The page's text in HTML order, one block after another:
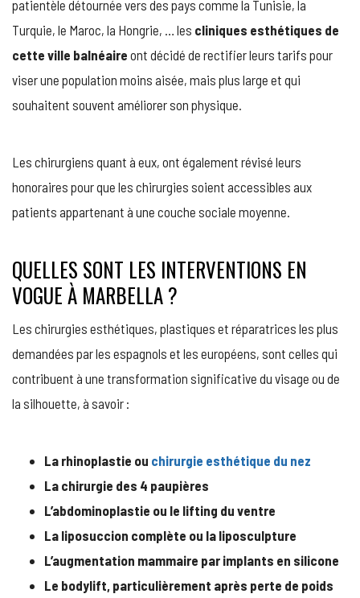
patientèle détournée vers des pays comme la Tunisie, la
Turquie, le Maroc, la Hongrie, … les cliniques esthétiques de
cette ville balnéaire ont décidé de rectifier leurs tarifs pour
viser une population moins aisée, mais plus large et qui
souhaitent souvent améliorer son physique.
Les chirurgiens quant à eux, ont également révisé leurs
honoraires pour que les chirurgies soient accessibles aux
patients appartenant à une couche sociale moyenne.
QUELLES SONT LES INTERVENTIONS EN
VOGUE À MARBELLA ?
Les chirurgies esthétiques, plastiques et réparatrices les plus
demandées par les espagnols et les européens, sont celles qui
contribuent à une transformation significative du visage ou de
la silhouette, à savoir :
La rhinoplastie ou chirurgie esthétique du nez
La chirurgie des 4 paupières
L’abdominoplastie ou le lifting du ventre
La liposuccion complète ou la liposculpture
L’augmentation mammaire par implants en silicone
Le bodylift, particulièrement après perte de poids